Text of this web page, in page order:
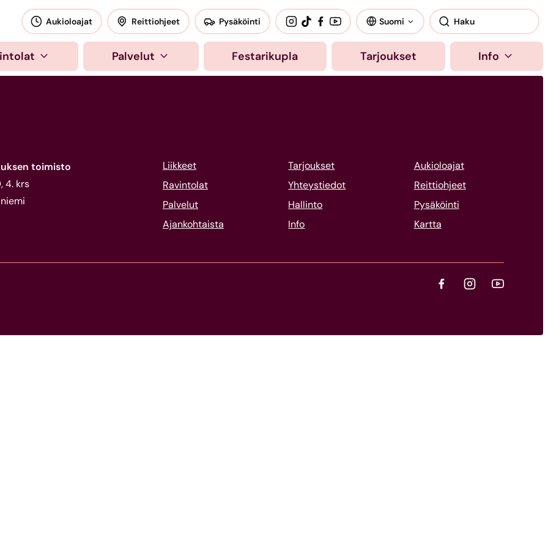
Palvelut Festarikupla Tarjoukset Info
Aukioloajat Reittiohjeet Pysäköinti Suomi
toimisto
4. krs
Liikkeet
Ravintolat
Palvelut
Ajankohtaista
Tarjoukset
Yhteystiedot
Hallinto
Info
Aukioloajat
Reittiohjeet
Pysäköinti
Kartta